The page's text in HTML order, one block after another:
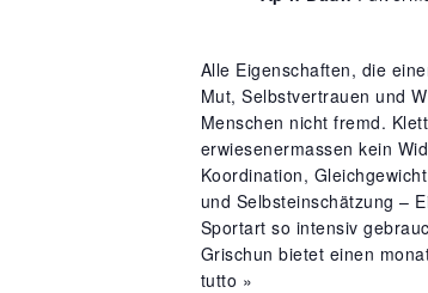
Alle Eigenschaften, die
Mut, Selbstvertrauen und
Menschen nicht fremd.
erwiesenermassen kein
Koordination,
und Selbsteinschätzung –
Sportart so intensiv
Grischun bietet einen
tutto »